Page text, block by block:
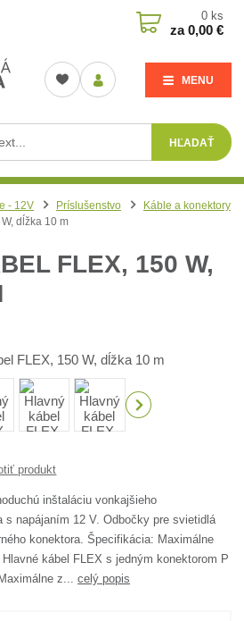
MENU
HĽADAŤ
0 ks
za0,00 €
- 12V Príslušenstvo
Káble a konektory
dĺžka 10 m
FLEX, 150 W,
produkt
inštaláciu vonkajšieho
s napájaním 12 V. Odbočky pre svietidlá
konektora. Špecifikácia: Maximálne
kábel FLEX s jedným konektorom P
z...celý popis